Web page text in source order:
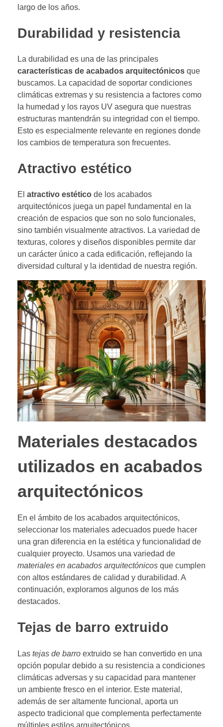
largo de los años.
Durabilidad y resistencia
La durabilidad es una de las principales
características de acabados arquitectónicos que
buscamos. La capacidad de soportar condiciones
climáticas extremas y su resistencia a factores como
la humedad y los rayos UV asegura que nuestras
estructuras mantendrán su integridad con el tiempo.
Esto es especialmente relevante en regiones donde
los cambios de temperatura son frecuentes.
Atractivo estético
El atractivo estético de los acabados
arquitectónicos juega un papel fundamental en la
creación de espacios que son no solo funcionales,
sino también visualmente atractivos. La variedad de
texturas, colores y diseños disponibles permite dar
un carácter único a cada edificación, reflejando la
diversidad cultural y la identidad de nuestra región.
Materiales destacados
utilizados en acabados
arquitectónicos
En el ámbito de los acabados arquitectónicos,
seleccionar los materiales adecuados puede hacer
una gran diferencia en la estética y funcionalidad de
cualquier proyecto. Usamos una variedad de
materiales en acabados arquitectónicos que cumplen
con altos estándares de calidad y durabilidad. A
continuación, exploramos algunos de los más
destacados.
Tejas de barro extruido
Las tejas de barro extruido se han convertido en una
opción popular debido a su resistencia a condiciones
climáticas adversas y su capacidad para mantener
un ambiente fresco en el interior. Este material,
además de ser altamente funcional, aporta un
aspecto tradicional que complementa perfectamente
múltiples estilos arquitectónicos.